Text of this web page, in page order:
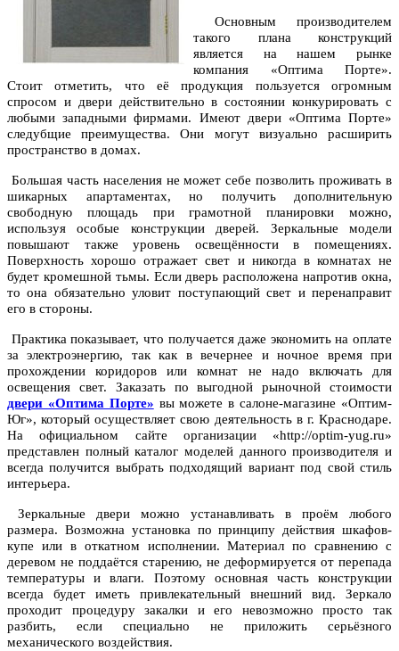
Основным производителем
такого плана конструкций
является на нашем рынке
компания «Оптима Порте».
Стоит отметить, что её продукция пользуется огромным
спросом и двери действительно в состоянии конкурировать с
любыми западными фирмами. Имеют двери «Оптима Порте»
следубщие преимущества. Они могут визуально расширить
пространство в домах.
Большая часть населения не может себе позволить проживать в
шикарных апартаментах, но получить дополнительную
свободную площадь при грамотной планировки можно,
используя особые конструкции дверей. Зеркальные модели
повышают также уровень освещённости в помещениях.
Поверхность хорошо отражает свет и никогда в комнатах не
будет кромешной тьмы. Если дверь расположена напротив окна,
то она обязательно уловит поступающий свет и перенаправит
его в стороны.
Практика показывает, что получается даже экономить на оплате
за электроэнергию, так как в вечернее и ночное время при
прохождении коридоров или комнат не надо включать для
освещения свет. Заказать по выгодной рыночной стоимости
двери «Оптима Порте» вы можете в салоне-магазине «Оптим-
Юг», который осуществляет свою деятельность в г. Краснодаре.
На официальном сайте организации «http://optim-yug.ru»
представлен полный каталог моделей данного производителя и
всегда получится выбрать подходящий вариант под свой стиль
интерьера.
Зеркальные двери можно устанавливать в проём любого
размера. Возможна установка по принципу действия шкафов-
купе или в откатном исполнении. Материал по сравнению с
деревом не поддаётся старению, не деформируется от перепада
температуры и влаги. Поэтому основная часть конструкции
всегда будет иметь привлекательный внешний вид. Зеркало
проходит процедуру закалки и его невозможно просто так
разбить, если специально не приложить серьёзного
механического воздействия.